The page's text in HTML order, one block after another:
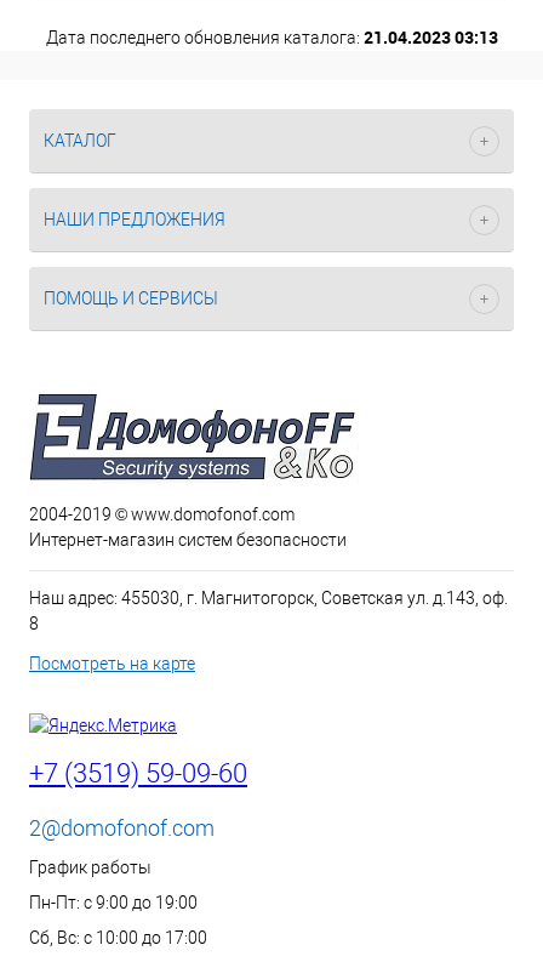
Дата последнего обновления каталога: 21.04.2023 03:13
КАТАЛОГ
НАШИ ПРЕДЛОЖЕНИЯ
ПОМОЩЬ И СЕРВИСЫ
2004-2019 © www.domofonof.com
Интернет-магазин систем безопасности
Наш адрес: 455030, г. Магнитогорск, Советская ул. д.143, оф.
8
Посмотреть на карте
+7 (3519) 59-09-60
2@domofonof.com
График работы
Пн-Пт: с 9:00 до 19:00
Сб, Вс: с 10:00 до 17:00